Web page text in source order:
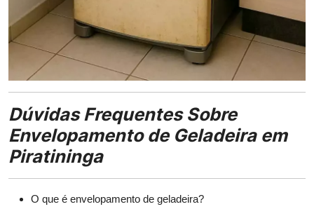
Dúvidas Frequentes Sobre
Envelopamento de Geladeira em
Piratininga
O que é envelopamento de geladeira?